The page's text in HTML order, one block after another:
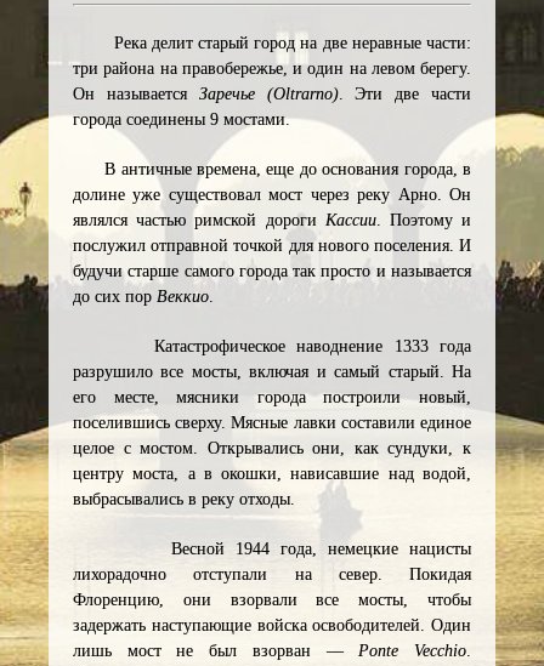
Река делит старый город на две неравные части:
три района на правобережье, и один на левом берегу.
Он называется Заречье (Oltrarno). Эти две части
города соединены 9 мостами.
В античные времена, еще до основания города, в
долине уже существовал мост через реку Арно. Он
являлся частью римской дороги Кассии. Поэтому и
послужил отправной точкой для нового поселения. И
будучи старше самого города так просто и называется
до сих пор Веккио.
Катастрофическое наводнение 1333 года
разрушило все мосты, включая и самый старый. На
его месте, мясники города построили новый,
поселившись сверху. Мясные лавки составили единое
целое с мостом. Открывались они, как сундуки, к
центру моста, а в окошки, нависавшие над водой,
выбрасывались в реку отходы.
Весной 1944 года, немецкие нацисты
лихорадочно отступали на север. Покидая
Флоренцию, они взорвали все мосты, чтобы
задержать наступающие войска освободителей. Один
лишь мост не был взорван —Ponte Vecchio.